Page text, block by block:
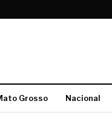
Grosso Nacional